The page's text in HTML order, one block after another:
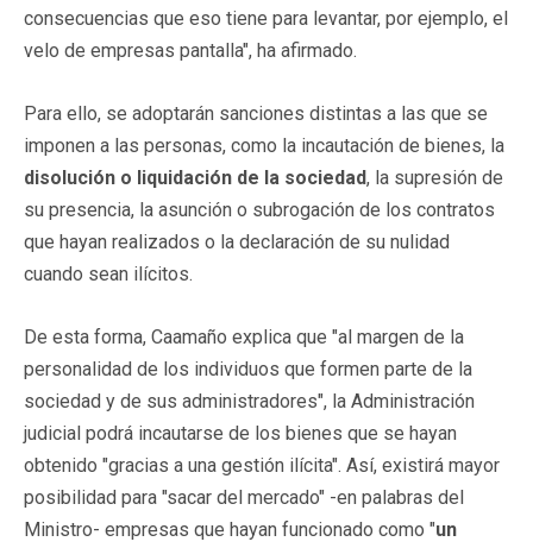
consecuencias que eso tiene para levantar, por ejemplo, el
velo de empresas pantalla", ha afirmado.
Para ello, se adoptarán sanciones distintas a las que se
imponen a las personas, como la incautación de bienes, la
disolución o liquidación de la sociedad, la supresión de
su presencia, la asunción o subrogación de los contratos
que hayan realizados o la declaración de su nulidad
cuando sean ilícitos.
De esta forma, Caamaño explica que "al margen de la
personalidad de los individuos que formen parte de la
sociedad y de sus administradores", la Administración
judicial podrá incautarse de los bienes que se hayan
obtenido "gracias a una gestión ilícita". Así, existirá mayor
posibilidad para "sacar del mercado" -en palabras del
Ministro- empresas que hayan funcionado como "un